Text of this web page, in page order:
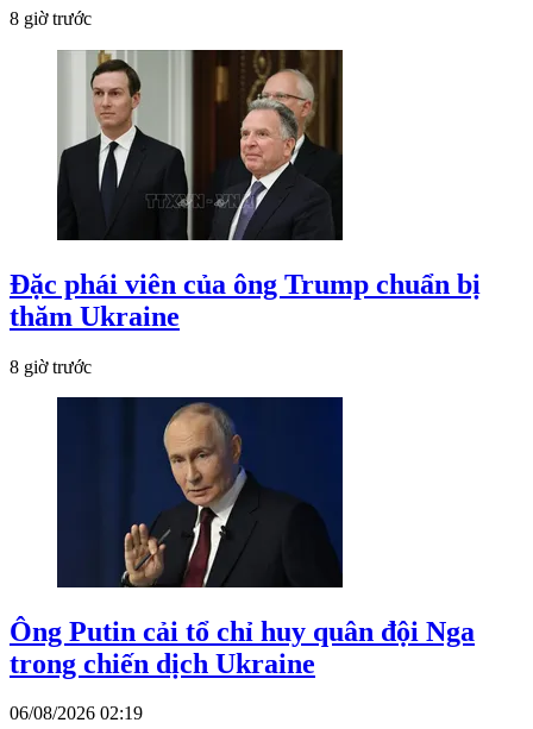
8 giờ trước
Đặc phái viên của ông Trump chuẩn bị
thăm Ukraine
8 giờ trước
Ông Putin cải tổ chỉ huy quân đội Nga
trong chiến dịch Ukraine
06/08/2026 02:19